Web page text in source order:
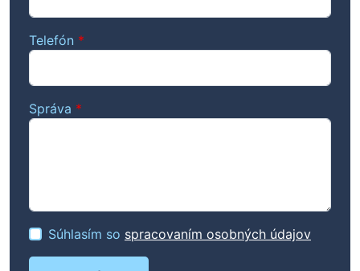
Telefón *
Správa *
Súhlasím so spracovaním osobných údajov